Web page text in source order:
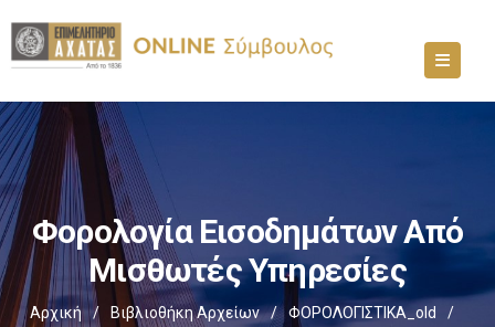
Φορολογία Εισοδημάτων Από
Μισθωτές Υπηρεσίες
Αρχική / Βιβλιοθήκη Αρχείων / ΦΟΡΟΛΟΓΙΣΤΙΚΑ_old
/